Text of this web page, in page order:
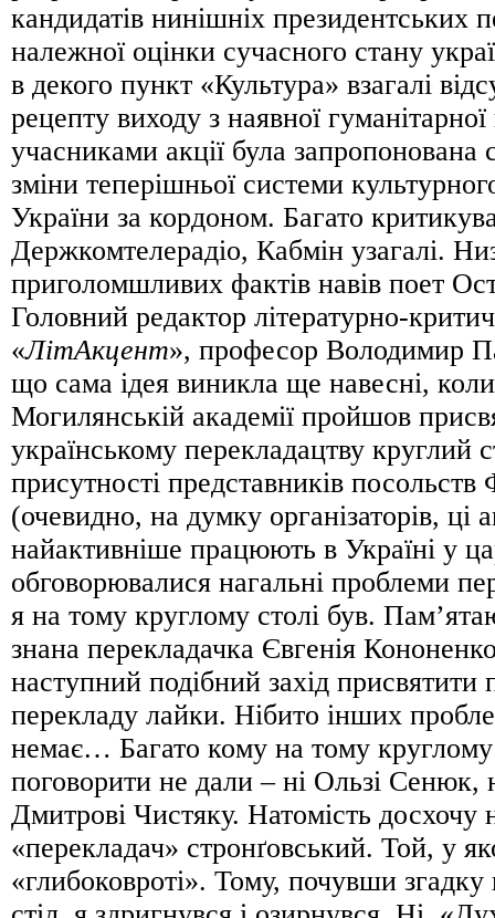
кандидатів нинішніх президентських
належної оцінки сучасного стану
в декого пункт «Культура» взагалі
рецепту виходу з наявної
учасниками акції була запропонована
зміни теперішньої системи
України за кордоном. Багато
Держкомтелерадіо, Кабмін узагалі.
приголомшливих фактів навів поет
Головний редактор літературно-
«ЛітАкцент», професор Володимир
що сама ідея виникла ще навесні,
Могилянській академії пройшов
українському перекладацтву круглий
присутності представників посольств
(очевидно, на думку організаторів, ці
найактивніше працюють в Україні у
обговорювалися нагальні проблеми
я на тому круглому столі був.
знана перекладачка Євгенія
наступний подібний захід присвятити
перекладу лайки. Нібито інших
немає… Багато кому на тому круглому
поговорити не дали – ні Ользі Сенюк,
Дмитрові Чистяку. Натомість досхочу
«перекладач» стронґовський. Той, у
«глибоковроті». Тому, почувши